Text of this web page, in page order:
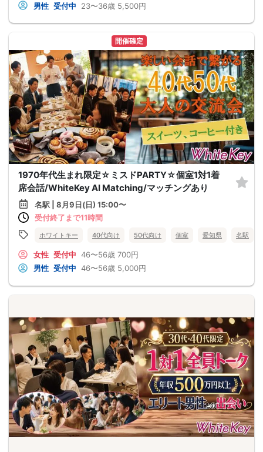
男性 受付中 23〜36歳 5,500円
開催確定
1970年代生まれ限定☆ミスドPARTY☆個室1対1着
席会話/WhiteKey AI Matching/マッチングあり
名駅 | 8月9日(日) 15:00〜
受付終了まで11時間
ホワイトキー 40代向け 50代向け 個室 愛知県 名駅
女性 受付中 46〜56歳 700円
男性 受付中 46〜56歳 5,000円